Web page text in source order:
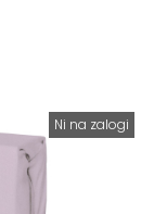
Ni na zalogi